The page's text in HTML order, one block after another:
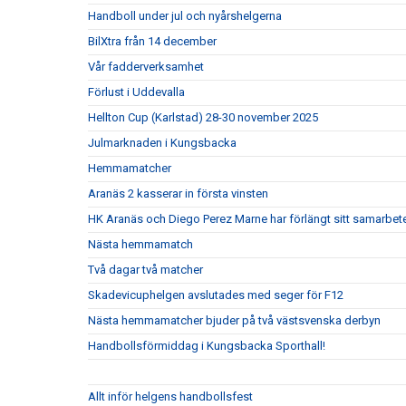
Handboll under jul och nyårshelgerna
BilXtra från 14 december
Vår fadderverksamhet
Förlust i Uddevalla
Hellton Cup (Karlstad) 28-30 november 2025
Julmarknaden i Kungsbacka
Hemmamatcher
Aranäs 2 kasserar in första vinsten
HK Aranäs och Diego Perez Marne har förlängt sitt
Nästa hemmamatch
Två dagar två matcher
Skadevicuphelgen avslutades med seger för F12
Nästa hemmamatcher bjuder på två västsvenska derbyn
Handbollsförmiddag i Kungsbacka Sporthall!
Allt inför helgens handbollsfest